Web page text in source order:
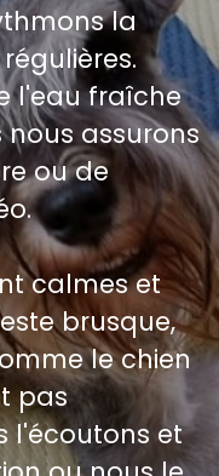
la
l'eau fraîche
assurons
ou de
calmes et
brusque,
le chien
pas
l'écoutons et